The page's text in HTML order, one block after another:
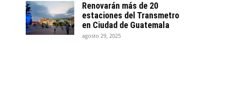
Renovarán más de 20
estaciones del Transmetro
en Ciudad de Guatemala
agosto 29, 2025